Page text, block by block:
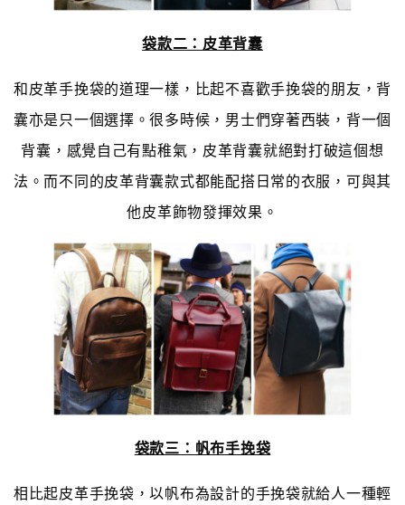
袋款二：皮革背囊
和皮革手挽袋的道理一樣，比起不喜歡手挽袋的朋友，背
囊亦是只一個選擇。很多時候，男士們穿著西裝，背一個
背囊，感覺自己有點稚氣，皮革背囊就絕對打破這個想
法。而不同的皮革背囊款式都能配搭日常的衣服，可與其
他皮革飾物發揮效果。
袋款三：帆布手挽袋
相比起皮革手挽袋，以帆布為設計的手挽袋就給人一種輕